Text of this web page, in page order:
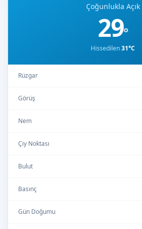
Çoğunlukla Açık
29°
Hissedilen31°C
Rüzgar
Görüş
Nem
Çiy Noktası
Bulut
Basınç
Gün Doğumu